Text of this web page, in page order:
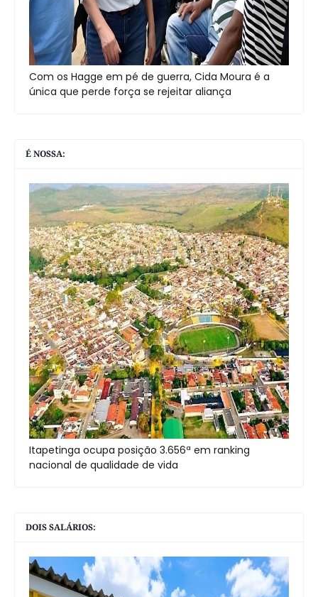
Com os Hagge em pé de guerra, Cida Moura é a
única que perde força se rejeitar aliança
É NOSSA:
Itapetinga ocupa posição 3.656ª em ranking
nacional de qualidade de vida
DOIS SALÁRIOS: